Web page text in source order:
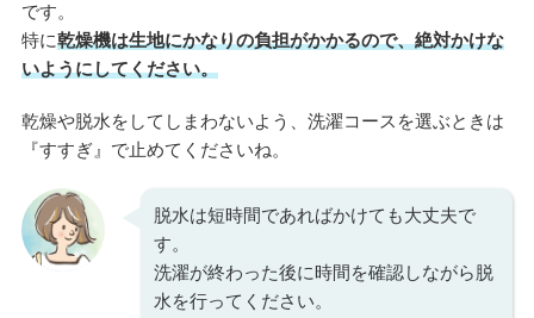
です。
特に乾燥機は生地にかなりの負担がかかるので、絶対かけな
いようにしてください。
乾燥や脱水をしてしまわないよう、洗濯コースを選ぶときは
『すすぎ』で止めてくださいね。
脱水は短時間であればかけても大丈夫で
す。
洗濯が終わった後に時間を確認しながら脱
水を行ってください。